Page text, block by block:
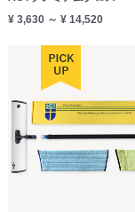
¥ 3,630 ～ ¥ 14,520